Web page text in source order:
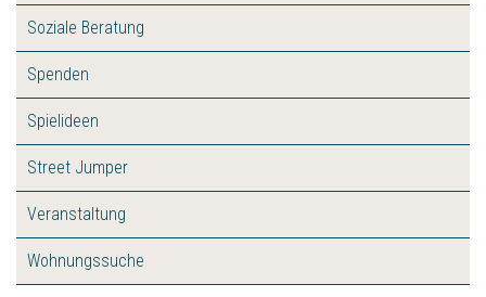
Soziale Beratung
Spenden
Spielideen
Street Jumper
Veranstaltung
Wohnungssuche